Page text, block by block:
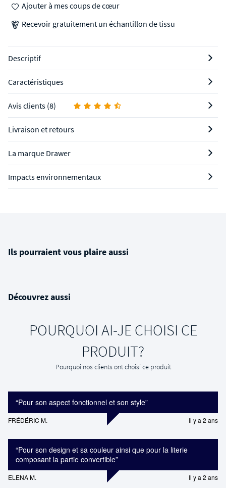
Ajouter à mes coups de cœur
Recevoir gratuitement un échantillon de tissu
Descriptif
Caractéristiques
Avis clients (8)
Livraison et retours
La marque Drawer
Impacts environnementaux
Ils pourraient vous plaire aussi
Découvrez aussi
POURQUOI AI-JE CHOISI CE
PRODUIT?
Pourquoi nos clients ont choisi ce produit
“Pour son aspect fonctionnel et son style”
FRÉDÉRIC M. Il y a 2 ans
“Pour son design et sa couleur ainsi que pour la literie
composant la partie convertible”
ELENA M. Il y a 2 ans